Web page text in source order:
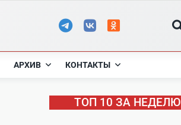
АРХИВ КОНТАКТЫ
ТОП 10 ЗА НЕДЕЛЮ